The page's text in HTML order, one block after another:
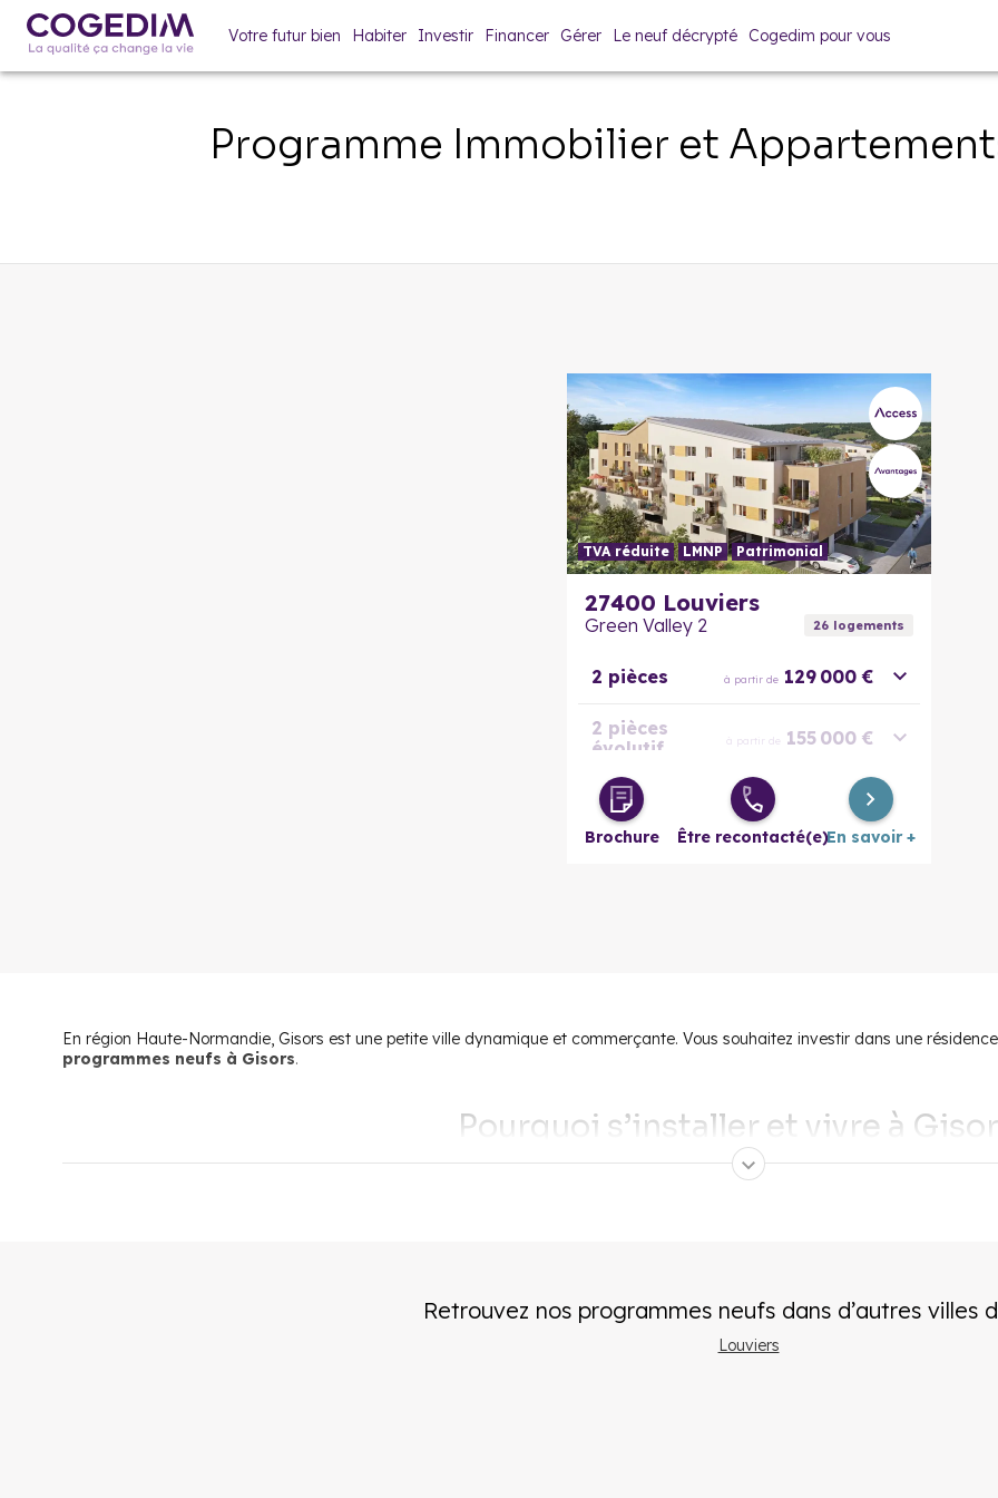
Votre futur bien Habiter Investir Financer Gérer Le neuf décrypté Cogedim pour vous
Programme Immobilier et
TVA réduite LMNP Patrimonial
27400 Louviers
Green Valley 2 26logements
2 pièces à partir de 129 000 €
2 pièces
évolutif
à partir de 155 000 €
3 pièces à partir de 159 000 €
Brochure Être recontacté(e)En savoir +
En région Haute-Normandie, Gisors est une petite ville dynamique et commerçante. Vous souhaitez investir dans une
programmes neufs à Gisors.
Pourquoi s’installer et vivre à
Située dans le département de l’Eure, Gisors est très appréciée des familles notamment pour son offre éducative. En effet,
notamment de l’hypercentre. Les nombreux magasins de décoration et d’habillement font de Gisors une ville appréciée des
commerciales accueillent également de grands magasins.
Ville relativement proche de Paris, Rouen et Cergy-Pontoise, la gare SNCF de Gisors garantit la mobilité des habitants. À
Retrouvez nos programmes neufs dans d’autres villes
Louviers